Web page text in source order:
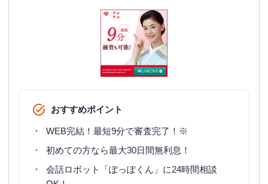
おすすめポイント
WEB完結！最短9分で審査完了！※
初めての方なら最大30日間無利息！
会話ロボット「ぽっぽくん」に24時間相談